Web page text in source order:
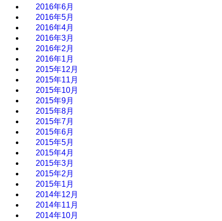
2016年6月
2016年5月
2016年4月
2016年3月
2016年2月
2016年1月
2015年12月
2015年11月
2015年10月
2015年9月
2015年8月
2015年7月
2015年6月
2015年5月
2015年4月
2015年3月
2015年2月
2015年1月
2014年12月
2014年11月
2014年10月